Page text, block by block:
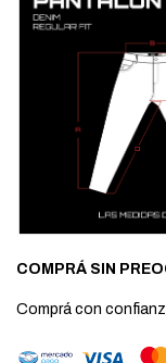
COMPRÁ SIN
Comprá con